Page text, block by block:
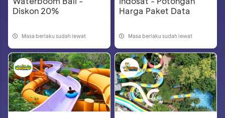
Diskon 20%
Masa berlaku sudah lewat
Harga Paket Data
Masa berlaku sudah lewat